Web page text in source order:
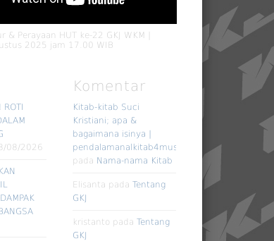
& Perayaan HUT ke-22 GKJ WKM |
2025 jam 17.00 WIB
ROTI
08/2026
Komentar
Kitab-kitab Suci
Kristiani; apa &
bagaimana isinya |
pendalamanalkitab4muslim
pada Nama-nama Kitab
Elisanta pada Tentang
GKJ
kristanto pada Tentang
GKJ